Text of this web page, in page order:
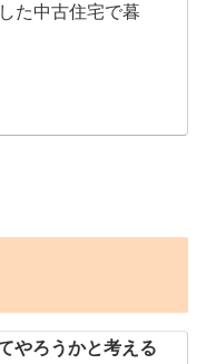
た中古住宅で暮
やろうかと考える